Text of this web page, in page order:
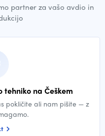
partner za vašo avdio in
tehniko na Češkem
pokličite ali nam pišite — z